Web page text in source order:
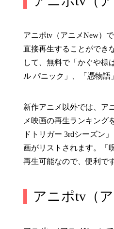
アニポtv（アニメNew）
直接再生することができ
して、無料で「かぐや様
ル パニック」、「憑物語
新作アニメ以外では、ア
メ映画の再生ランキング
ドトリガー 3rdシーズン
画がリストされます。「
再生可能なので、便利です
アニポtv（